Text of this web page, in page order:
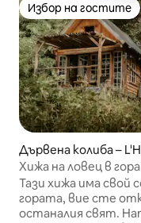
Избор на гостите
Избор на гостите
Дървена колиба –
-d'Orion
Хижа на ловец в
Беарн
Тази хижа има свой
гората, вие сте
останалия свят.